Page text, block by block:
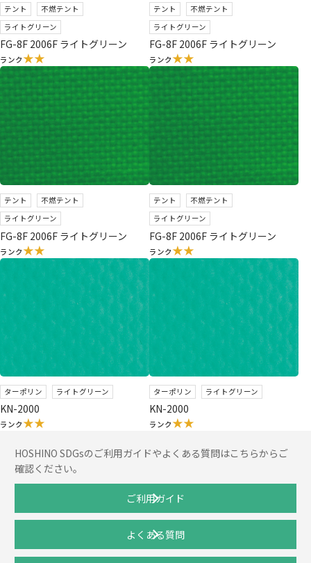
テント
不燃テント
ライトグリーン
FG-8F 2006F ライトグリーン
ランク ★★
テント
不燃テント
ライトグリーン
FG-8F 2006F ライトグリーン
ランク ★★
テント
不燃テント
ライトグリーン
FG-8F 2006F ライトグリーン
ランク ★★
テント
不燃テント
ライトグリーン
FG-8F 2006F ライトグリーン
ランク ★★
ターポリン ライトグリーン
KN-2000
ランク ★★
ターポリン ライトグリーン
KN-2000
ランク ★★
HOSHINO SDGsのご利用ガイドやよくある質問はこちらからご
確認ください。
ご利用ガイド
よくある質問